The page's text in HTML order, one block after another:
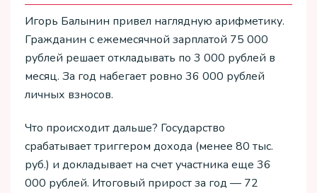
Игорь Балынин привел наглядную арифметику.
Гражданин с ежемесячной зарплатой 75 000
рублей решает откладывать по 3 000 рублей в
месяц. За год набегает ровно 36 000 рублей
личных взносов.
Что происходит дальше? Государство
срабатывает триггером дохода (менее 80 тыс.
руб.) и докладывает на счет участника еще 36
000 рублей. Итоговый прирост за год — 72